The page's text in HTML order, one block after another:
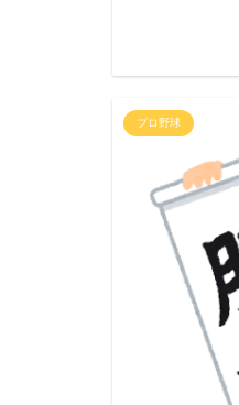
プロ野球